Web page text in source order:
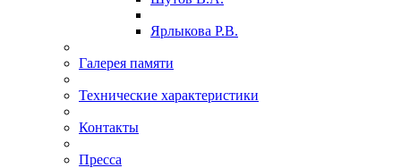
Ярлыкова Р.В.
Галерея памяти
Технические характеристики
Контакты
Пресса